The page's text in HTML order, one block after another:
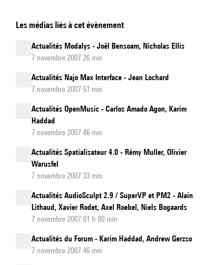
Les médias liés à cet évènement
Actualités Modalys - Joël Bensoam, Nicholas Ellis
7 novembre 2007 26 min
Actualités Najo Max Interface - Jean Lochard
7 novembre 2007 51 min
Actualités OpenMusic - Carlos Amado Agon, Karim
Haddad
7 novembre 2007 46 min
Actualités Spatialisateur 4.0 - Rémy Muller, Olivier
Warusfel
7 novembre 2007 33 min
Actualités AudioSculpt 2.9 / SuperVP et PM2 - Alain
Lithaud, Xavier Rodet, Axel Roebel, Niels Bogaards
7 novembre 2007 01 h 00 min
Actualités du Forum - Karim Haddad, Andrew Gerzso
7 novembre 2007 46 min